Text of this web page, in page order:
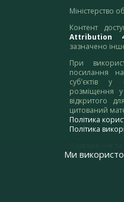
Міністерство
Контент
Attribution
зазначено
При
посилання
суб’єктів
розміщення
відкритого
цитований
Політика
Політика
адресу:
Ми